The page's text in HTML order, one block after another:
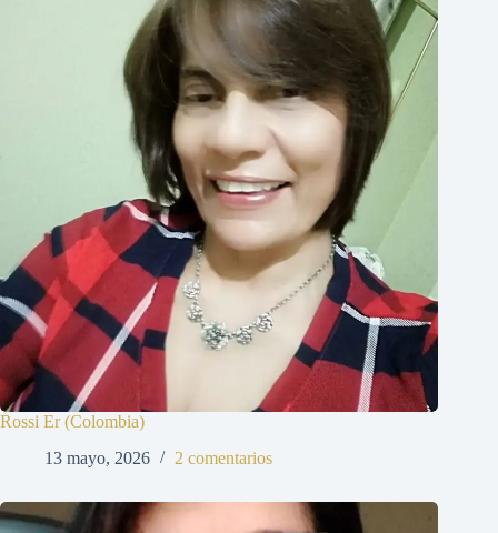
Rossi Er (Colombia)
13 mayo, 2026
2 comentarios